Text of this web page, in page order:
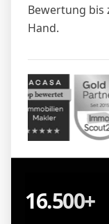
Bewertung bis
Hand.
16.500+